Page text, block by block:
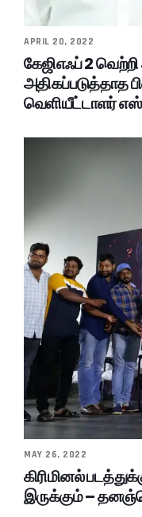
APRIL 20, 2022
கேஜிஎஃப் 2
அதிகப்படுத்தாத
வெளியீட்டாளர்
MAY 26, 2022
கிரிமினல்
இருக்கும் –